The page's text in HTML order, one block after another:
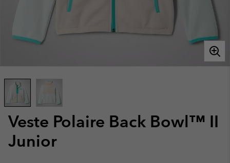
Veste Polaire Back Bowl™ II
Junior